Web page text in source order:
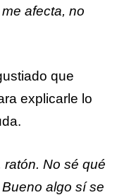
afecta, no
que
explicarle lo
ratón. No sé qué
algo sí se